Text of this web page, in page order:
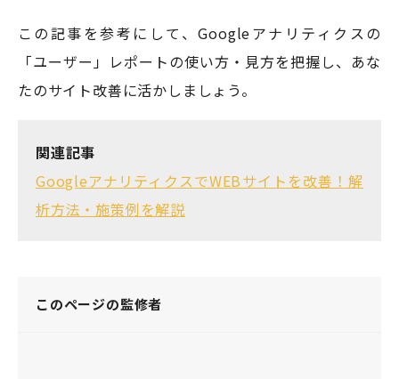
この記事を参考にして、Googleアナリティクスの
「ユーザー」レポートの使い方・見方を把握し、あな
たのサイト改善に活かしましょう。
関連記事
GoogleアナリティクスでWEBサイトを改善！解
析方法・施策例を解説
このページの監修者